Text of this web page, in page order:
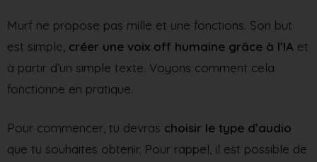
Murf ne propose pas mille et une fonctions. Son but
est simple, créer une voix off humaine grâce à l’IA et
à partir d’un simple texte. Voyons comment cela
fonctionne en pratique.
Pour commencer, tu devras choisir le type d’audio
que tu souhaites obtenir. Pour rappel, il est possible de